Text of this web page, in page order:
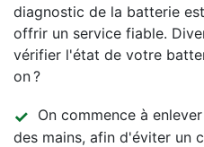
diagnostic de la batterie
offrir un service fiable.
vérifier l'état de votre
on ?
On commence à
des mains, afin d'éviter un